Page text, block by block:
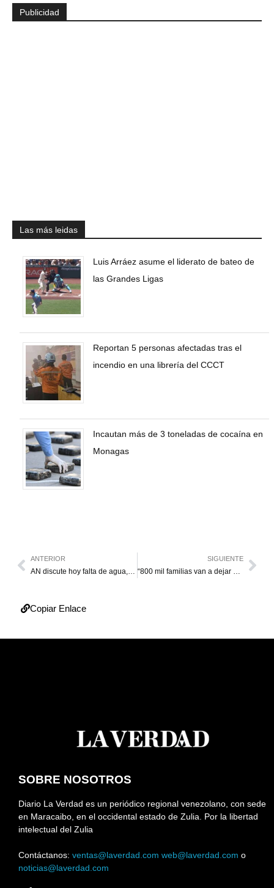
Publicidad
Las más leidas
Luis Arráez asume el liderato de bateo de
las Grandes Ligas
Reportan 5 personas afectadas tras el
incendio en una librería del CCCT
Incautan más de 3 toneladas de cocaína en
Monagas
ANTERIOR
AN discute hoy falta de agua, medicinas y seguridad petrolera
SIGUIENTE
“800 mil familias van a dejar de vivir en casas prestadas”
Copiar Enlace
SOBRE NOSOTROS
Diario La Verdad es un periódico regional venezolano, con sede
en Maracaibo, en el occidental estado de Zulia. Por la libertad
intelectual del Zulia
Contáctanos: ventas@laverdad.com web@laverdad.com o
noticias@laverdad.com